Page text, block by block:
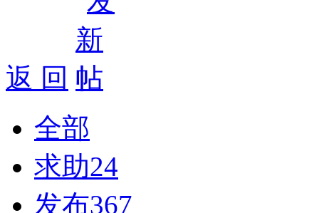
返 回
全部
求助24
发布367